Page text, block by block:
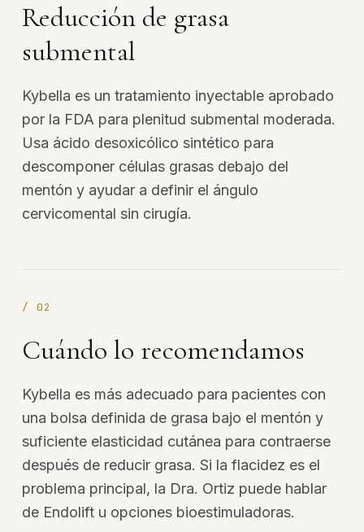
Reducción de grasa
submental
Kybella es un tratamiento inyectable aprobado
por la FDA para plenitud submental moderada.
Usa ácido desoxicólico sintético para
descomponer células grasas debajo del
mentón y ayudar a definir el ángulo
cervicomental sin cirugía.
/02
Cuándo lo recomendamos
Kybella es más adecuado para pacientes con
una bolsa definida de grasa bajo el mentón y
suficiente elasticidad cutánea para contraerse
después de reducir grasa. Si la flacidez es el
problema principal, la Dra. Ortiz puede hablar
de Endolift u opciones bioestimuladoras.